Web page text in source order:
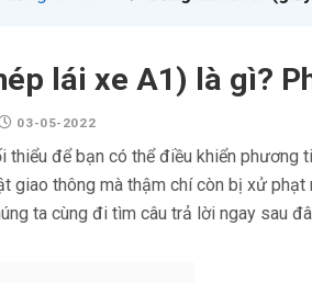
lái xe A1) là gì?
03-05-2022
để bạn có thể điều khiển phương
giao thông mà thậm chí còn bị xử phạt
ta cùng đi tìm câu trả lời ngay sau